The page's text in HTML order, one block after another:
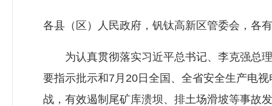
各县（区）人民政府，钒钛高新区管委会，各
为认真贯彻落实习近平总书记、李克强总理
要指示批示和7月20日全国、全省安全生产电
战，有效遏制尾矿库溃坝、排土场滑坡等事故